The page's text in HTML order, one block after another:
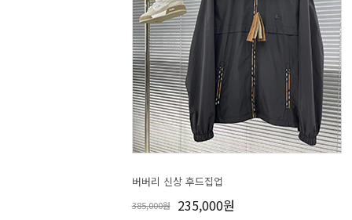
버버리 신상 후드집업
385,000원 235,000원